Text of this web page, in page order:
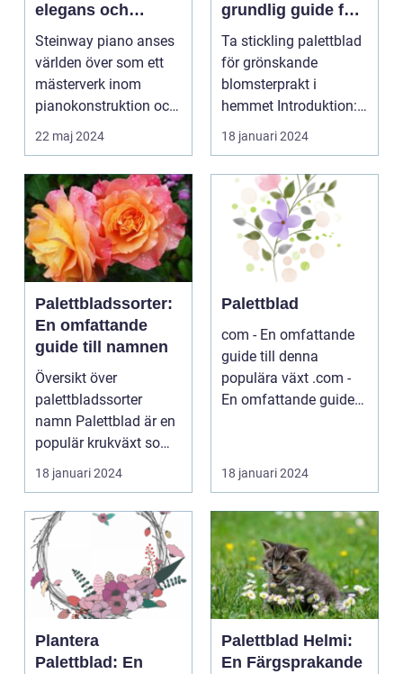
elegans och
prestation
Steinway piano anses
världen över som ett
mästerverk inom
pianokonstruktion och
musik...
22 maj 2024
grundlig guide för
blomsterentusiast
er
Ta stickling palettblad
för grönskande
blomsterprakt i
hemmet Introduktion:
...
18 januari 2024
Palettbladssorter:
En omfattande
guide till namnen
Översikt över
palettbladssorter
namn Palettblad är en
populär krukväxt som
blivit allt mer eftertra...
18 januari 2024
Palettblad
com - En omfattande
guide till denna
populära växt .com -
En omfattande guide
18 januari 2024
Plantera
Palettblad: En
Palettblad Helmi:
En Färgsprakande